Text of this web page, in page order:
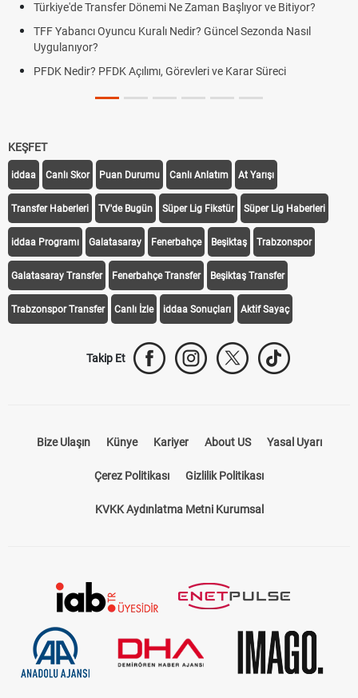
Türkiye'de Transfer Dönemi Ne Zaman Başlıyor ve Bitiyor?
TFF Yabancı Oyuncu Kuralı Nedir? Güncel Sezonda Nasıl
Uygulanıyor?
PFDK Nedir? PFDK Açılımı, Görevleri ve Karar Süreci
KEŞFET
iddaa Canlı Skor Puan Durumu Canlı Anlatım At Yarışı
Transfer Haberleri TV'de Bugün Süper Lig Fikstür Süper Lig Haberleri
iddaa Programı Galatasaray Fenerbahçe Beşiktaş Trabzonspor
Galatasaray Transfer Fenerbahçe Transfer Beşiktaş Transfer
Trabzonspor Transfer Canlı İzle iddaa Sonuçları Aktif Sayaç
Takip Et
Bize Ulaşın Künye Kariyer About US Yasal Uyarı
Çerez Politikası Gizlilik Politikası
KVKK Aydınlatma Metni Kurumsal